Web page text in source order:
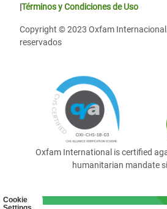
Cookie
|Términos y Condiciones de Uso
Copyright © 2023 Oxfam
reservados
Oxfam International is certified
humanitarian mandate